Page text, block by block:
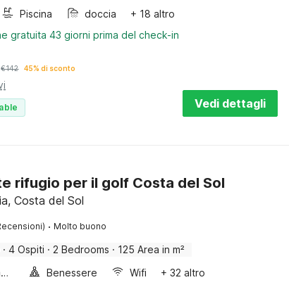
Piscina doccia
+ 18 altro
gratuita 43 giorni prima del check-in
€142 45% di sconto
Vedi dettagli
rifugio per il golf Costa del Sol
Costa del Sol
· Molto buono
· 4 Ospiti · 2 Bedrooms · 125 Area in m²
Vasca idromassaggio
Benessere Wifi
+ 32 altro